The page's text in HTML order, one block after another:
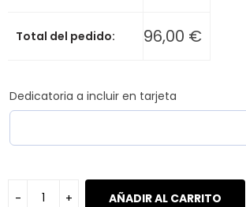
Total del pedido: 96,00 €
Dedicatoria a incluir en tarjeta
AÑADIR AL CARRITO